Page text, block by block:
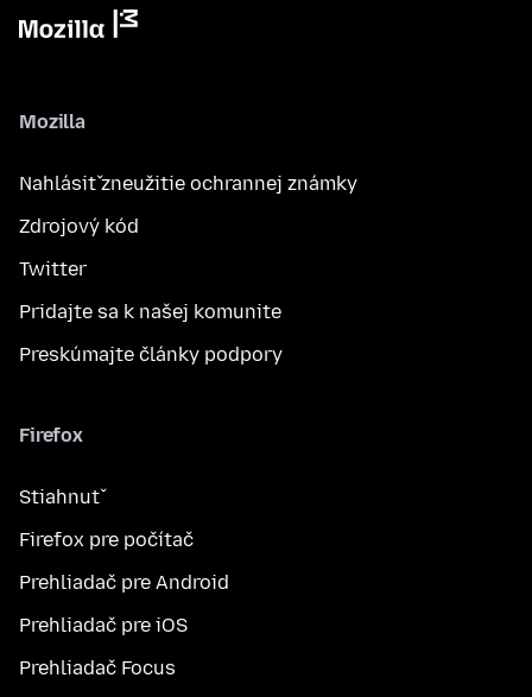
Mozilla
Nahlásiť zneužitie ochrannej známky
Zdrojový kód
Twitter
Pridajte sa k našej komunite
Preskúmajte články podpory
Firefox
Stiahnuť
Firefox pre počítač
Prehliadač pre Android
Prehliadač pre iOS
Prehliadač Focus